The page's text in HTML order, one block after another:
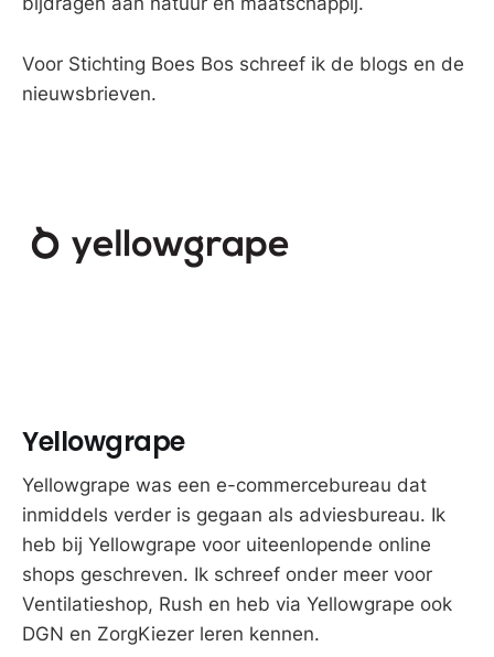
Voor Stichting Boes Bos schreef ik de blogs en de
nieuwsbrieven.
Yellowgrape
Yellowgrape was een e-commercebureau dat
inmiddels verder is gegaan als adviesbureau. Ik
heb bij Yellowgrape voor uiteenlopende online
shops geschreven. Ik schreef onder meer voor
Ventilatieshop, Rush en heb via Yellowgrape ook
DGN en ZorgKiezer leren kennen.